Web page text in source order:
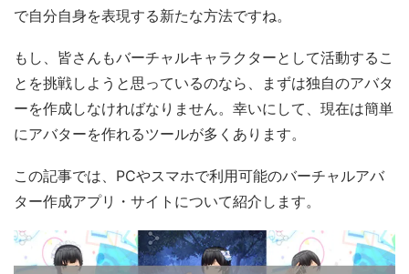
で自分自身を表現する新たな方法ですね。
もし、皆さんもバーチャルキャラクターとして活動するこ
とを挑戦しようと思っているのなら、まずは独自のアバタ
ーを作成しなければなりません。幸いにして、現在は簡単
にアバターを作れるツールが多くあります。
この記事では、PCやスマホで利用可能のバーチャルアバ
ター作成アプリ・サイトについて紹介します。